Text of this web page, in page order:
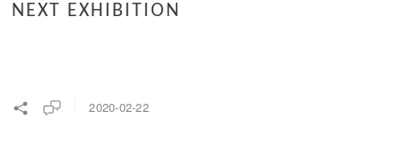
NEXT EXHIBITION
2020-02-22